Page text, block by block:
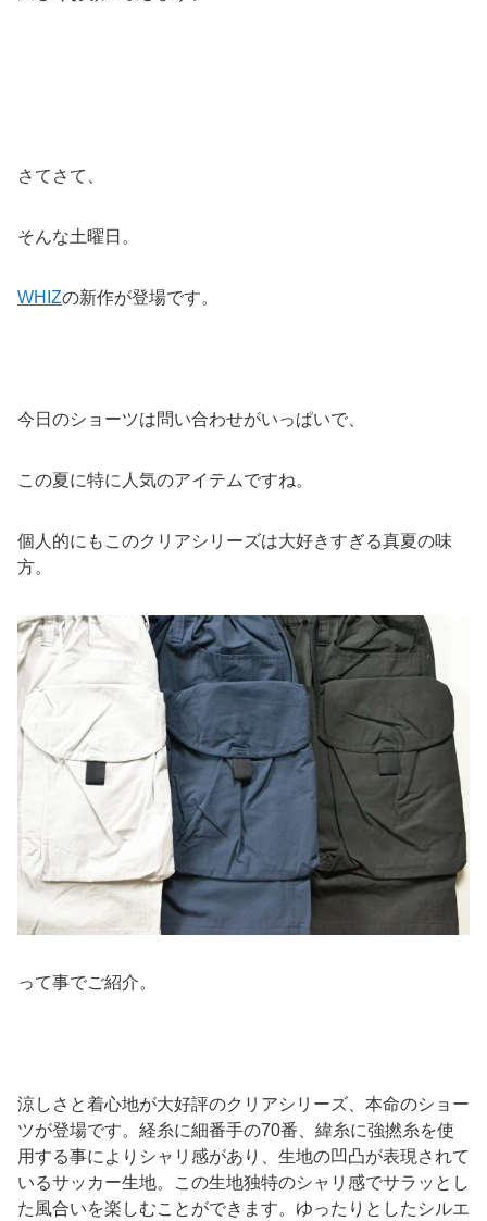
さてさて、
そんな土曜日。
WHIZの新作が登場です。
今日のショーツは問い合わせがいっぱいで、
この夏に特に人気のアイテムですね。
個人的にもこのクリアシリーズは大好きすぎる真夏の味
方。
って事でご紹介。
涼しさと着心地が大好評のクリアシリーズ、本命のショー
ツが登場です。経糸に細番手の70番、緯糸に強撚糸を使
用する事によりシャリ感があり、生地の凹凸が表現されて
いるサッカー生地。この生地独特のシャリ感でサラッとし
た風合いを楽しむことができます。ゆったりとしたシルエ